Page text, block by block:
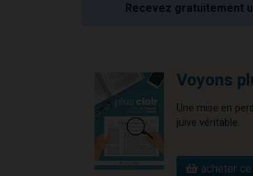
Recevez gratuitement
Voyons
Une mise en
juive véritable.
acheter